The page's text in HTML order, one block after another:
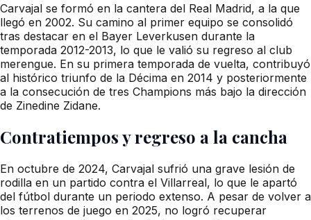
Carvajal se formó en la cantera del Real Madrid, a la que
llegó en 2002. Su camino al primer equipo se consolidó
tras destacar en el Bayer Leverkusen durante la
temporada 2012-2013, lo que le valió su regreso al club
merengue. En su primera temporada de vuelta, contribuyó
al histórico triunfo de la Décima en 2014 y posteriormente
a la consecución de tres Champions más bajo la dirección
de Zinedine Zidane.
Contratiempos y regreso a la cancha
En octubre de 2024, Carvajal sufrió una grave lesión de
rodilla en un partido contra el Villarreal, lo que le apartó
del fútbol durante un periodo extenso. A pesar de volver a
los terrenos de juego en 2025, no logró recuperar